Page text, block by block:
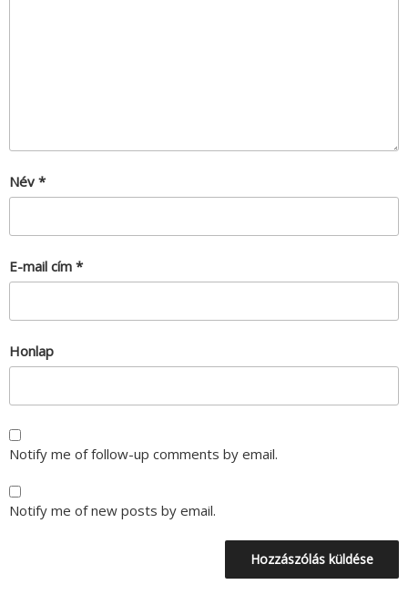
Név *
E-mail cím *
Honlap
Notify me of follow-up comments by email.
Notify me of new posts by email.